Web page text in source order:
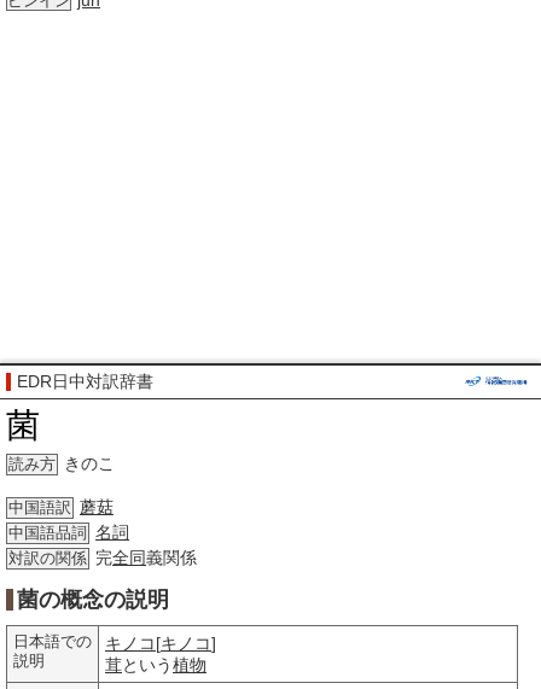
EDR日中対訳辞書
菌
読み方 きのこ
中国語訳 蘑菇
中国語品詞 名詞
対訳の関係 完全同義関係
菌の概念の説明
日本語での
説明
キノコ[キノコ]
茸という植物